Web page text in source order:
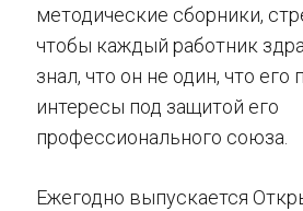
методические сборники,
чтобы каждый работник
знал, что он не один, что его
интересы под защитой его
профессионального союза.
Ежегодно выпускается